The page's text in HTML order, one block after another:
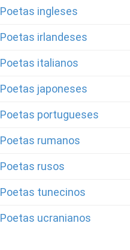
Poetas ingleses
Poetas irlandeses
Poetas italianos
Poetas japoneses
Poetas portugueses
Poetas rumanos
Poetas rusos
Poetas tunecinos
Poetas ucranianos